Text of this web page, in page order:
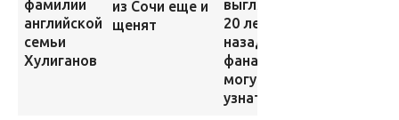
фамилии
английской
семьи
Хулиганов
из Сочи еще и
щенят
выглядела
20 лет
назад и
фанаты не
могут ее
узнать